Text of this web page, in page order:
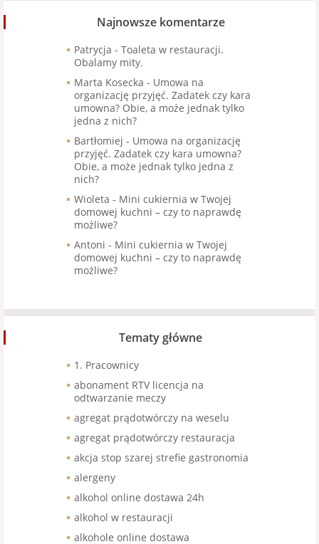
Najnowsze komentarze
Patrycja - Toaleta w restauracji.
Obalamy mity.
Marta Kosecka - Umowa na
organizację przyjęć. Zadatek czy kara
umowna? Obie, a może jednak tylko
jedna z nich?
Bartłomiej - Umowa na organizację
przyjęć. Zadatek czy kara umowna?
Obie, a może jednak tylko jedna z
nich?
Wioleta - Mini cukiernia w Twojej
domowej kuchni – czy to naprawdę
możliwe?
Antoni - Mini cukiernia w Twojej
domowej kuchni – czy to naprawdę
możliwe?
Tematy główne
1. Pracownicy
abonament RTV licencja na
odtwarzanie meczy
agregat prądotwórczy na weselu
agregat prądotwórczy restauracja
akcja stop szarej strefie gastronomia
alergeny
alkohol online dostawa 24h
alkohol w restauracji
alkohole online dostawa